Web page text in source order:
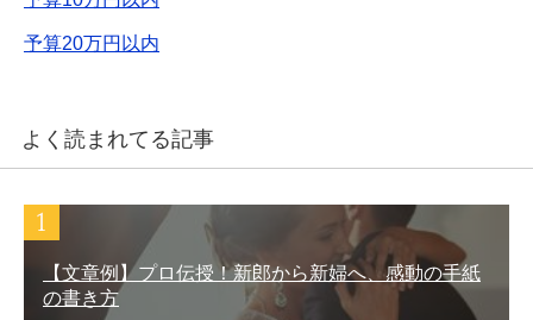
予算20万円以内
よく読まれてる記事
【文章例】プロ伝授！新郎から新婦へ、感動の手紙
の書き方